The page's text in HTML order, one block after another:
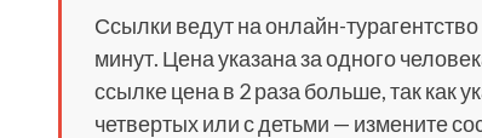
Ссылки ведут на онлайн-
минут. Цена указана за одного
ссылке цена в 2 раза больше, так как
четвертых или с детьми — измените